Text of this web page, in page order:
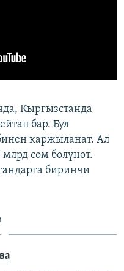
Кыргызстанда
бар. Бул
каржыланат. Ал
сом бөлүнөт.
биринчи